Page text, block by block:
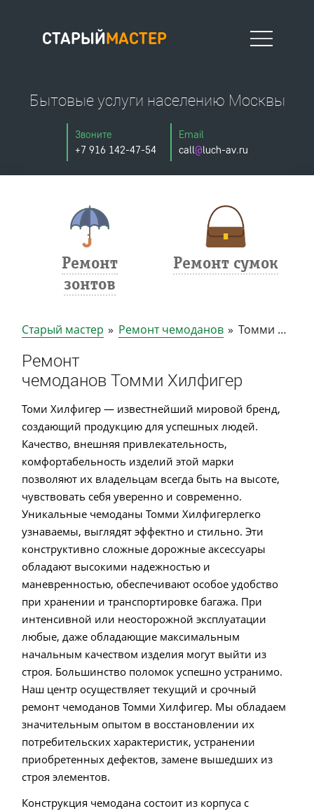
СТАРЫЙМАСТЕР
Бытовые услуги населению Москвы
Звоните
+7 916 142-47-54
Email
call@luch-av.ru
Ремонт
зонтов
Ремонт сумок
Старый мастер » Ремонт чемоданов » Томми Хилфигер
Ремонт
чемоданов Томми Хилфигер
Томи Хилфигер — известнейший мировой бренд,
создающий продукцию для успешных людей.
Качество, внешняя привлекательность,
комфортабельность изделий этой марки
позволяют их владельцам всегда быть на высоте,
чувствовать себя уверенно и современно.
Уникальные чемоданы Томми Хилфигерлегко
узнаваемы, выглядят эффектно и стильно. Эти
конструктивно сложные дорожные аксессуары
обладают высокими надежностью и
маневренностью, обеспечивают особое удобство
при хранении и транспортировке багажа. При
интенсивной или неосторожной эксплуатации
любые, даже обладающие максимальным
начальным качеством изделия могут выйти из
строя. Большинство поломок успешно устранимо.
Наш центр осуществляет текущий и срочный
ремонт чемоданов Томми Хилфигер. Мы обладаем
значительным опытом в восстановлении их
потребительских характеристик, устранении
приобретенных дефектов, замене вышедших из
строя элементов.
Конструкция чемодана состоит из корпуса с
Офис на Новослободской
почта.: StariyMasterAV@yandex.ru